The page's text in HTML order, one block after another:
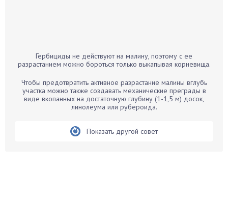
Бархатцы
Белые грибы
Бирючина
Гербициды не действуют на малину, поэтому с ее
разрастанием можно бороться только выкапывая корневища.
Чтобы предотвратить активное разрастание малины вглубь
участка можно также создавать механические преграды в
виде вкопанных на достаточную глубину (1-1,5 м) досок,
линолеума или рубероида.
Показать другой совет